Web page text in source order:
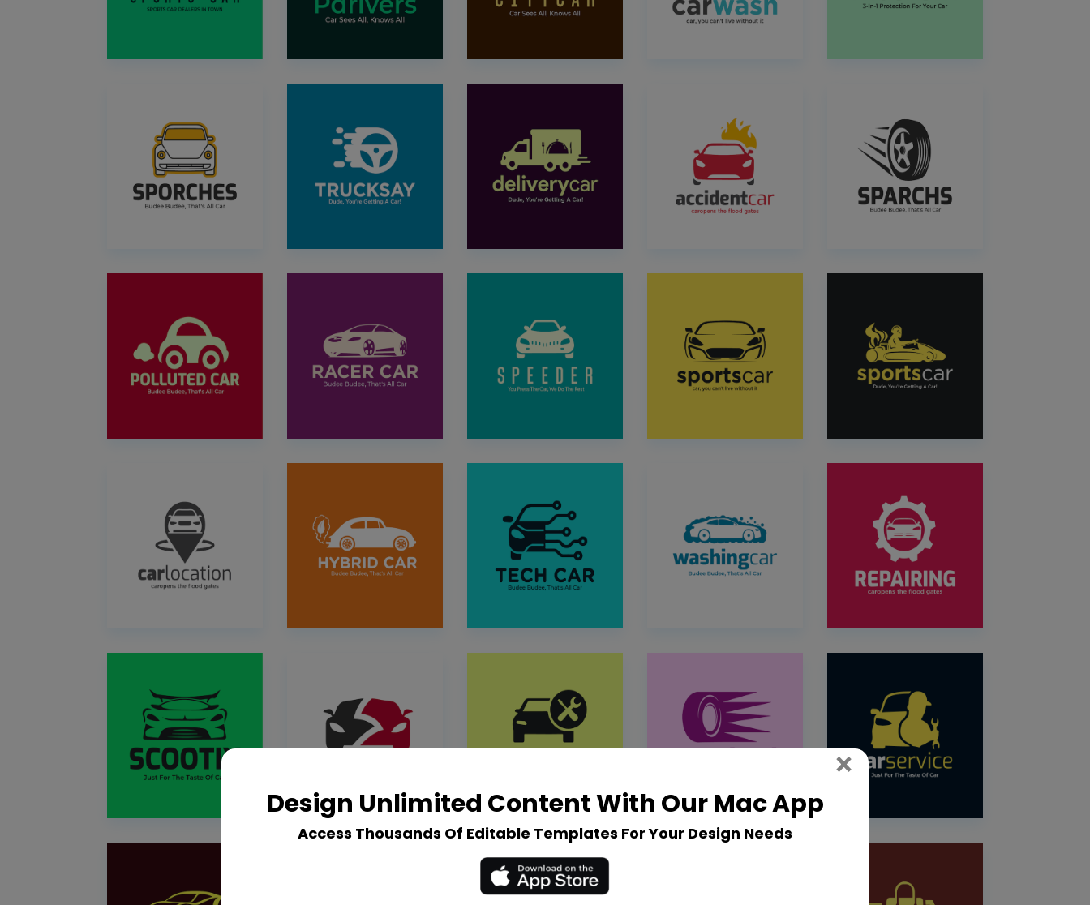
Design Unlimited Content With Our Mac App
Access Thousands Of Editable Templates For Your Design Needs
× Close